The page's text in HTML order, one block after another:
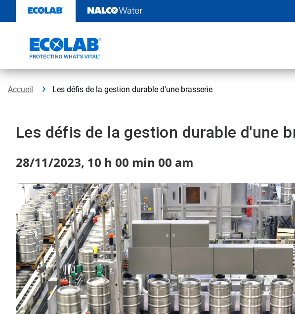
contenu​​​​​​​
Accueil Les défis de la gestion durable d'une brasserie​​​​​​​
Les défis de la gestion durable d'une
28/11/2023, 10 h 00 min 00 am